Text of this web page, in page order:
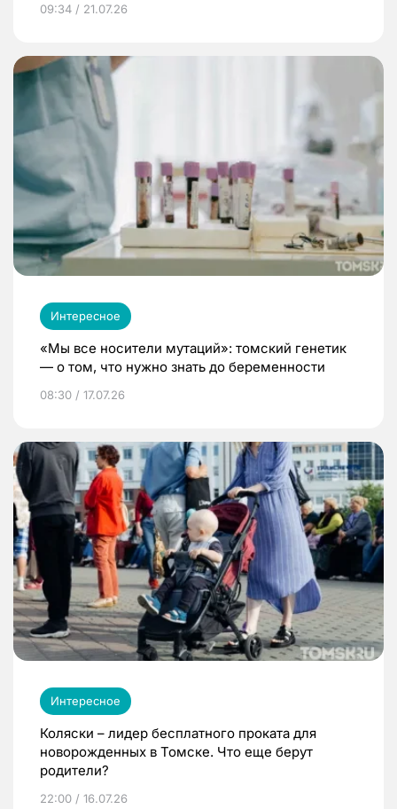
09:34 / 21.07.26
Интересное
«Мы все носители мутаций»: томский генетик
— о том, что нужно знать до беременности
08:30 / 17.07.26
Интересное
Коляски – лидер бесплатного проката для
новорожденных в Томске. Что еще берут
родители?
22:00 / 16.07.26